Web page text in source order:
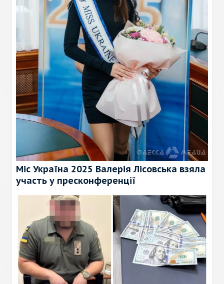
Міс Україна 2025 Валерія Лісовська взяла
участь у пресконференції